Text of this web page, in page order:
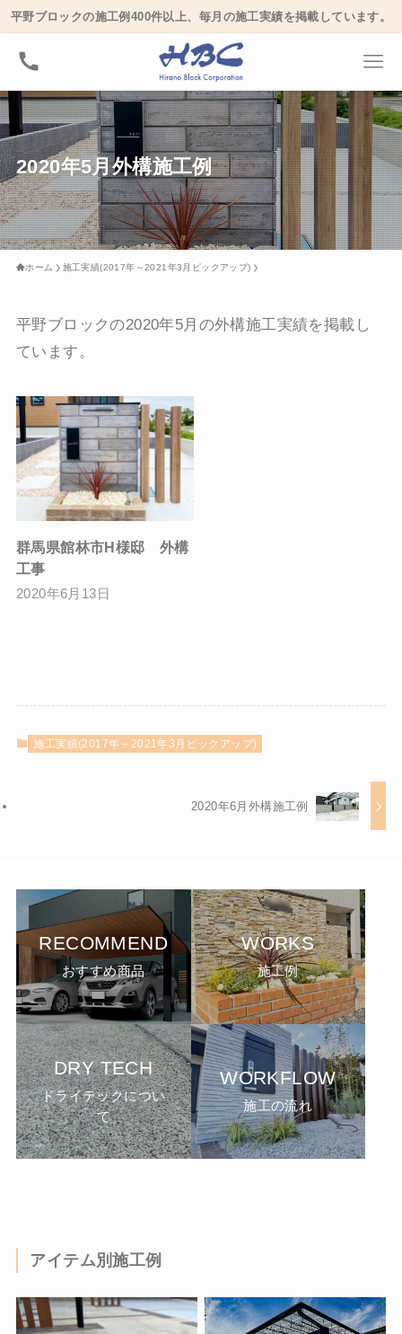
平野ブロックの施工例400件以上、毎月の施工実績を掲載しています。
2020年5月外構施工例
ホーム 施工実績(2017年～2021年3月ピックアップ)
平野ブロックの2020年5月の外構施工実績を掲載し
ています。
群馬県館林市H様邸 外構
工事
2020年6月13日
施工実績(2017年～2021年3月ピックアップ)
2020年6月外構施工例
RECOMMEND
おすすめ商品
DRY TECH
ドライテックについ
て
WORKS
施工例
WORKFLOW
施工の流れ
アイテム別施工例